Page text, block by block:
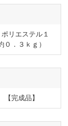
リエステル１
．３ｋｇ）
完成品】